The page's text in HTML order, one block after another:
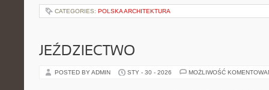
CATEGORIES: POLSKA ARCHITEKTURA
JEŹDZIECTWO
POSTED BY ADMIN STY - 30 - 2026 MOŻLIWOŚĆ